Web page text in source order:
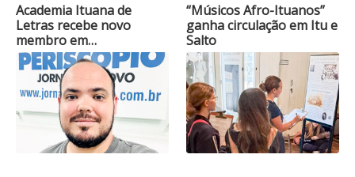
Academia Ituana de
Letras recebe novo
membro em…
“Músicos Afro-Ituanos”
ganha circulação em Itu e
Salto